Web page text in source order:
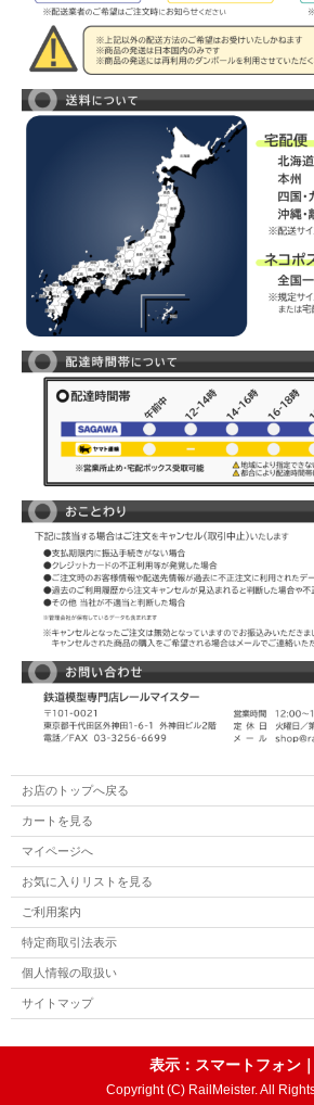
お店のトップへ戻る
カートを見る
マイページへ
お気に入りリストを見る
ご利用案内
特定商取引法表示
個人情報の取扱い
サイトマップ
表示：スマートフォン｜
Copyright (C) RailMeister. All